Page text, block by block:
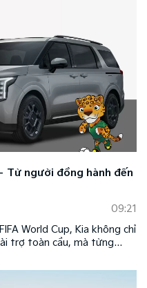
Từ người đồng hành đến
09:21
World Cup, Kia không chỉ
trợ toàn cầu, mà từng